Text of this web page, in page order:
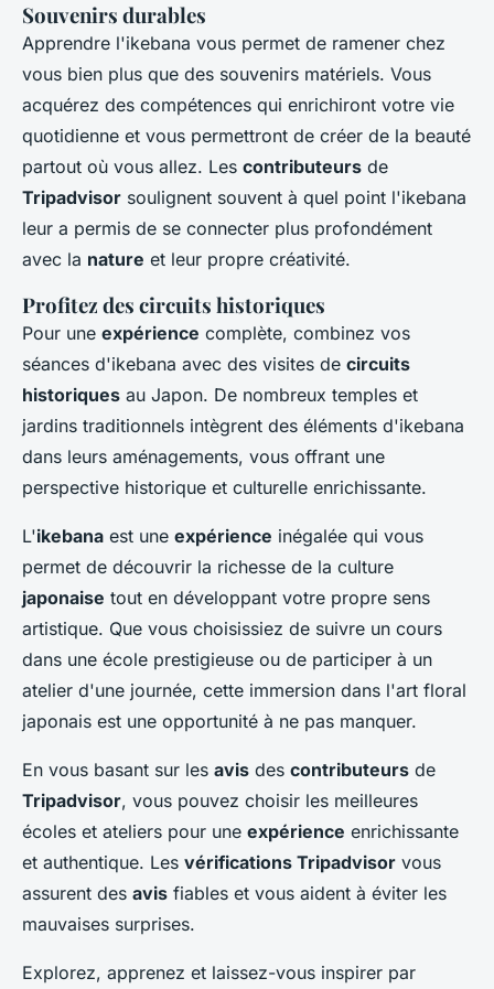
Souvenirs durables
Apprendre l'ikebana vous permet de ramener chez
vous bien plus que des souvenirs matériels. Vous
acquérez des compétences qui enrichiront votre vie
quotidienne et vous permettront de créer de la beauté
partout où vous allez. Les contributeurs de
Tripadvisor soulignent souvent à quel point l'ikebana
leur a permis de se connecter plus profondément
avec la nature et leur propre créativité.
Profitez des circuits historiques
Pour une expérience complète, combinez vos
séances d'ikebana avec des visites de circuits
historiques au Japon. De nombreux temples et
jardins traditionnels intègrent des éléments d'ikebana
dans leurs aménagements, vous offrant une
perspective historique et culturelle enrichissante.
L'ikebana est une expérience inégalée qui vous
permet de découvrir la richesse de la culture
japonaise tout en développant votre propre sens
artistique. Que vous choisissiez de suivre un cours
dans une école prestigieuse ou de participer à un
atelier d'une journée, cette immersion dans l'art floral
japonais est une opportunité à ne pas manquer.
En vous basant sur les avis des contributeurs de
Tripadvisor, vous pouvez choisir les meilleures
écoles et ateliers pour une expérience enrichissante
et authentique. Les vérifications Tripadvisor vous
assurent des avis fiables et vous aident à éviter les
mauvaises surprises.
Explorez, apprenez et laissez-vous inspirer par